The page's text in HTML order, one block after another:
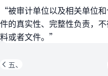
“被审计单位以及相关单位
件的真实性、完整性负责，
料或者文件。”
五、